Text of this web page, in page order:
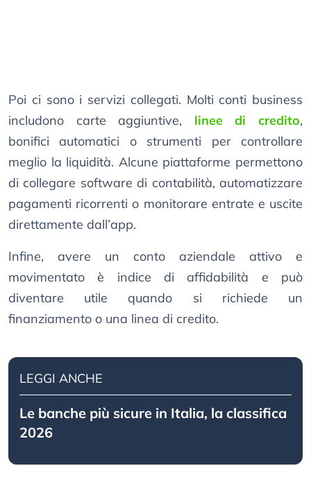
Poi ci sono i servizi collegati. Molti conti business
includono carte aggiuntive, linee di credito,
bonifici automatici o strumenti per controllare
meglio la liquidità. Alcune piattaforme permettono
di collegare software di contabilità, automatizzare
pagamenti ricorrenti o monitorare entrate e uscite
direttamente dall’app.
Infine, avere un conto aziendale attivo e
movimentato è indice di affidabilità e può
diventare utile quando si richiede un
finanziamento o una linea di credito.
LEGGI ANCHE
Le banche più sicure in Italia, la classifica
2026